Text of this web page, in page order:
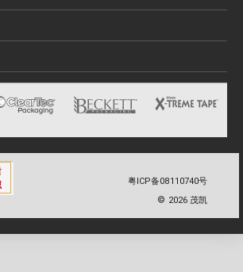
粤ICP备08110740号
© 2026 茂凯